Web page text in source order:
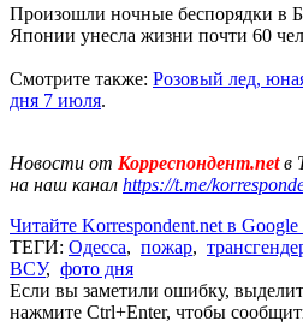
Произошли ночные беспорядки в
Японии унесла жизни почти 60
Смотрите также: Розовый лед,
дня 7 июля.
Новости от Корреспондент.netв
на наш канал https://t.me/
Читайте Korrespondent.net в
ТЕГИ: Одесса, пожар,
ВСУ, фото дня
Если вы заметили ошибку,
нажмите Ctrl+Enter, чтобы